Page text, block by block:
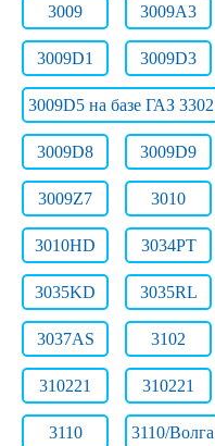
3009 3009A3
3009D1 3009D3
3009D5 на базе ГАЗ 3302
3009D8 3009D9
3009Z7 3010
3010HD 3034PT
3035KD 3035RL
3037AS 3102
310221 310221
3110 3110/Волга